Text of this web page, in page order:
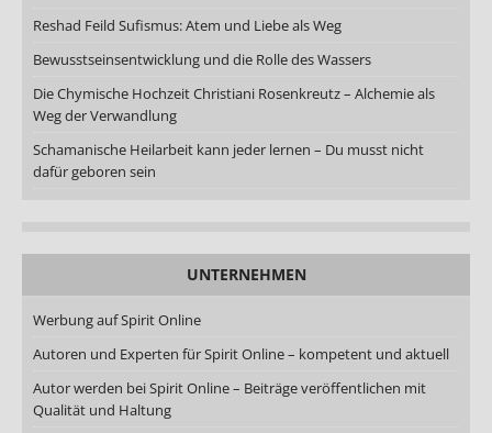
Reshad Feild Sufismus: Atem und Liebe als Weg
Bewusstseinsentwicklung und die Rolle des Wassers
Die Chymische Hochzeit Christiani Rosenkreutz – Alchemie als
Weg der Verwandlung
Schamanische Heilarbeit kann jeder lernen – Du musst nicht
dafür geboren sein
UNTERNEHMEN
Werbung auf Spirit Online
Autoren und Experten für Spirit Online – kompetent und aktuell
Autor werden bei Spirit Online – Beiträge veröffentlichen mit
Qualität und Haltung